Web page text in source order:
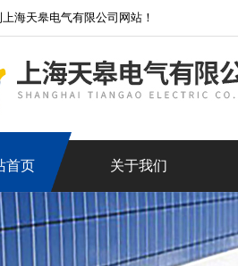
海天皋电气有限公司网站！
首页 关于我们